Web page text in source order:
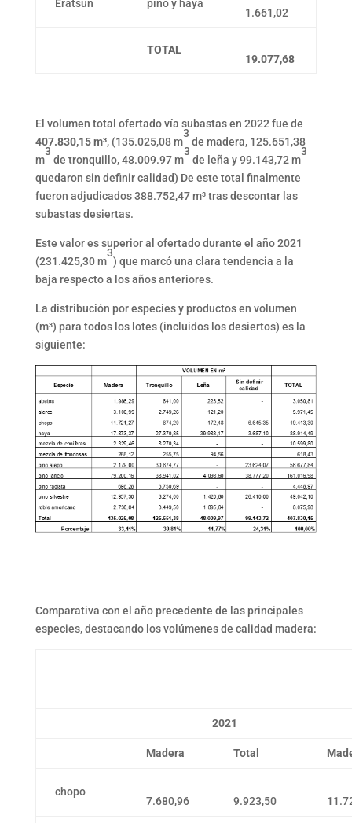
Eratsun pino y haya
1.661,02
TOTAL
19.077,68
El volumen total ofertado vía subastas en 2022 fue de
407.830,15 m³, (135.025,08 m
3
de madera, 125.651,38
m
3
de tronquillo, 48.009.97 m
3
de leña y 99.143,72 m
3
quedaron sin definir calidad) De este total finalmente
fueron adjudicados 388.752,47 m³ tras descontar las
subastas desiertas.
Este valor es superior al ofertado durante el año 2021
(231.425,30 m
3
) que marcó una clara tendencia a la
baja respecto a los años anteriores.
La distribución por especies y productos en volumen
(m³) para todos los lotes (incluidos los desiertos) es la
siguiente:
Comparativa con el año precedente de las principales
especies, destacando los volúmenes de calidad madera:
2021
Madera Total
chopo
7.680,96 9.923,50